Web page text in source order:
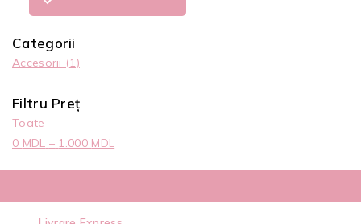
Categorii
Accesorii (1)
Filtru Preț
Toate
0 MDL – 1.000 MDL